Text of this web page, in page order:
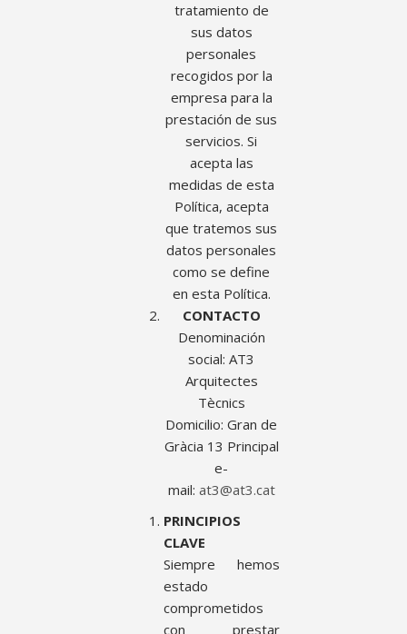
tratamiento de
sus datos
personales
recogidos por la
empresa para la
prestación de sus
servicios. Si
acepta las
medidas de esta
Política, acepta
que tratemos sus
datos personales
como se define
en esta Política.
CONTACTO
Denominación
social: AT3
Arquitectes
Tècnics
Domicilio: Gran de
Gràcia 13 Principal
e-
mail: at3@at3.cat
PRINCIPIOS
CLAVE
Siempre hemos
estado
comprometidos
con prestar